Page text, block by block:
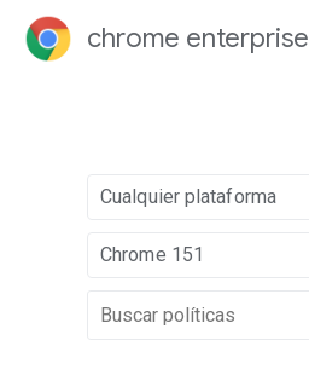
chrome enterprise
Cualquier plataforma
Chrome 151